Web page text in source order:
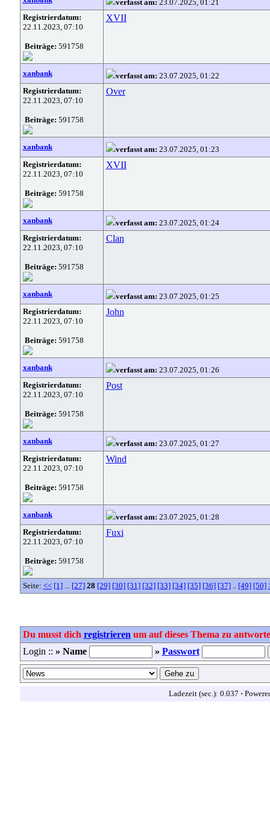
verfasst am: 23.07.2025, 01:21
Registrierdatum:
22.11.2023, 07:10
Beiträge: 591758
XVII
xanbank verfasst am: 23.07.2025, 01:22
Registrierdatum:
22.11.2023, 07:10
Beiträge: 591758
Over
xanbank verfasst am: 23.07.2025, 01:23
Registrierdatum:
22.11.2023, 07:10
Beiträge: 591758
XVII
xanbank verfasst am: 23.07.2025, 01:24
Registrierdatum:
22.11.2023, 07:10
Beiträge: 591758
Clan
xanbank verfasst am: 23.07.2025, 01:25
Registrierdatum:
22.11.2023, 07:10
Beiträge: 591758
John
xanbank verfasst am: 23.07.2025, 01:26
Registrierdatum:
22.11.2023, 07:10
Beiträge: 591758
Post
xanbank verfasst am: 23.07.2025, 01:27
Registrierdatum:
22.11.2023, 07:10
Beiträge: 591758
Wind
xanbank verfasst am: 23.07.2025, 01:28
Registrierdatum:
22.11.2023, 07:10
Beiträge: 591758
Fuxi
Seite: << [1]... [27] 28 [29] [30] [31] [32] [33] [34] [35] [36] [37].. [49] [50]
Du musst dich registrieren um auf dieses Thema zu
Login :: » Name » Passwort
Ladezeit (sec.): 0.037 ·